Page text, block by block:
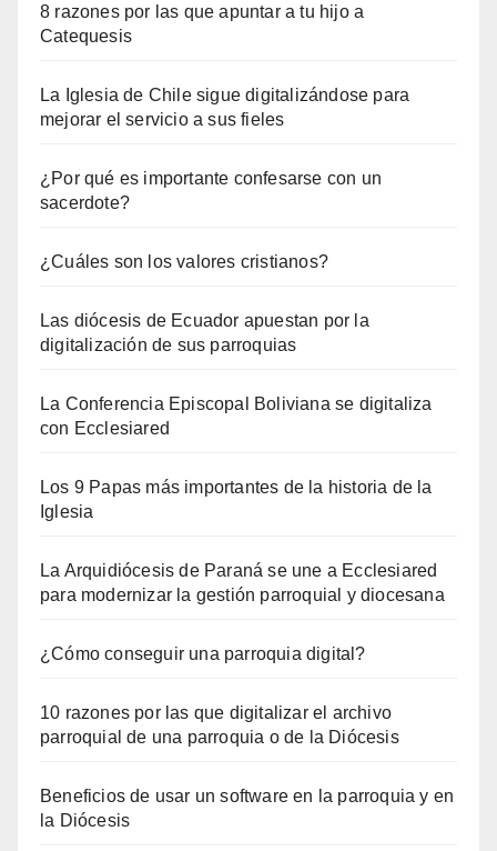
8 razones por las que apuntar a tu hijo a
Catequesis
La Iglesia de Chile sigue digitalizándose para
mejorar el servicio a sus fieles
¿Por qué es importante confesarse con un
sacerdote?
¿Cuáles son los valores cristianos?
Las diócesis de Ecuador apuestan por la
digitalización de sus parroquias
La Conferencia Episcopal Boliviana se digitaliza
con Ecclesiared
Los 9 Papas más importantes de la historia de la
Iglesia
La Arquidiócesis de Paraná se une a Ecclesiared
para modernizar la gestión parroquial y diocesana
¿Cómo conseguir una parroquia digital?
10 razones por las que digitalizar el archivo
parroquial de una parroquia o de la Diócesis
Beneficios de usar un software en la parroquia y en
la Diócesis